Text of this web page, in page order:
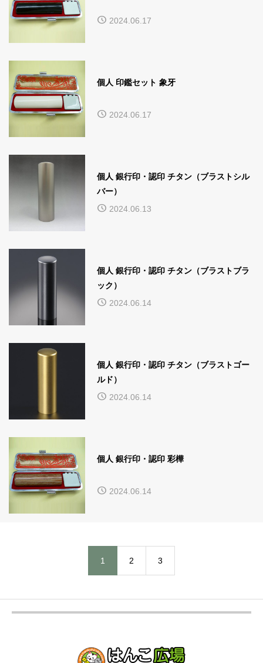
2024.06.17
個人 印鑑セット 象牙
2024.06.17
個人 銀行印・認印 チタン（ブラストシル
バー）
2024.06.13
個人 銀行印・認印 チタン（ブラストブラ
ック）
2024.06.14
個人 銀行印・認印 チタン（ブラストゴー
ルド）
2024.06.14
個人 銀行印・認印 彩樺
2024.06.14
1 2 3